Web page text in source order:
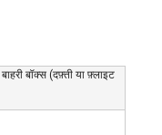
बॉक्स (दफ़्ती या फ़्लाइट